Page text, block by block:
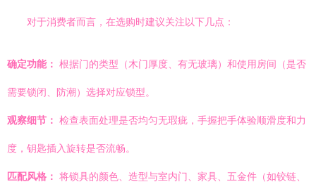
对于消费者而言，在选购时建议关注以下几点：
确定功能： 根据门的类型（木门厚度、有无玻璃）和使用房间（是否
需要锁闭、防潮）选择对应锁型。
观察细节： 检查表面处理是否均匀无瑕疵，手握把手体验顺滑度和力
度，钥匙插入旋转是否流畅。
匹配风格： 将锁具的颜色、造型与室内门、家具、五金件（如铰链、